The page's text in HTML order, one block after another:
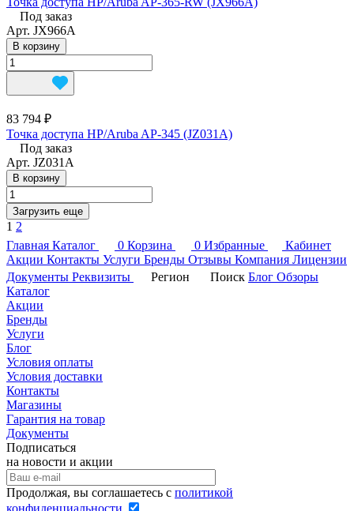
Под заказ
Арт. JX966A
В корзину
83 794 ₽
Точка доступа HP/Aruba AP-345 (JZ031A)
Под заказ
Арт. JZ031A
В корзину
Загрузить еще
1 2
Главная Каталог 0 Корзина 0 Избранные
Кабинет
Акции Контакты Услуги Бренды Отзывы Компания Лицензии
Документы Реквизиты Регион Поиск Блог Обзоры
Каталог
Акции
Бренды
Услуги
Блог
Условия оплаты
Условия доставки
Контакты
Магазины
Гарантия на товар
Документы
Подписаться
на новости и акции
Продолжая, вы соглашаетесь с политикой
конфиденциальности